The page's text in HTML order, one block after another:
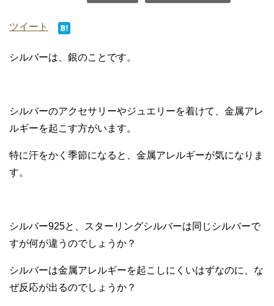
ツイート
シルバーは、銀のことです。
シルバーのアクセサリーやジュエリーを着けて、金属アレ
ルギーを起こす方がいます。
特に汗をかく季節になると、金属アレルギーが気になりま
す。
シルバー925と、スターリングシルバーは同じシルバーで
すが何が違うのでしょうか？
シルバーは金属アレルギーを起こしにくいはずなのに、な
ぜ反応が出るのでしょうか？